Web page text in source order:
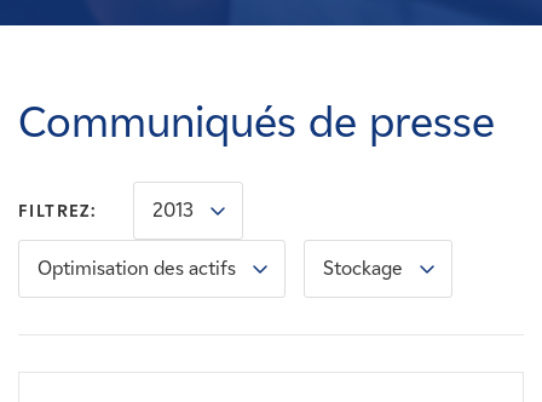
Carrières
Nouvelles
Contactez-nous
Communiqués de presse
FILTREZ: 2013
Optimisation des actifs Stockage